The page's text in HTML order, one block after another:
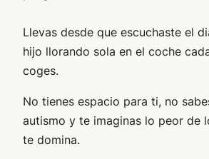
Llevas desde que escuchaste el
hijo llorando sola en el coche
coges.
No tienes espacio para ti, no
autismo y te imaginas lo peor de
te domina.